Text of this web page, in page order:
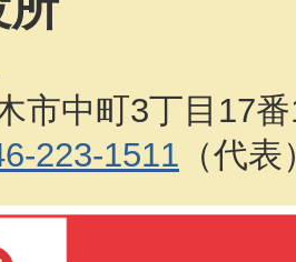
市中町3丁目17
223-1511 （代表